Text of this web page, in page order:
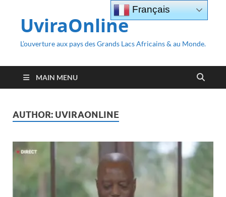
UviraOnline
L’ouverture aux pays des Grands Lacs Africains & au Monde.
MAIN MENU
AUTHOR: UVIRAONLINE
Français